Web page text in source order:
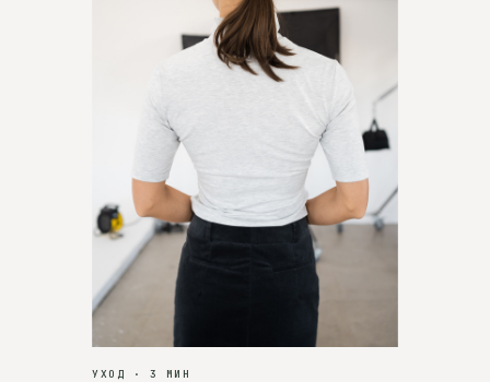
УХОД · 3 МИН